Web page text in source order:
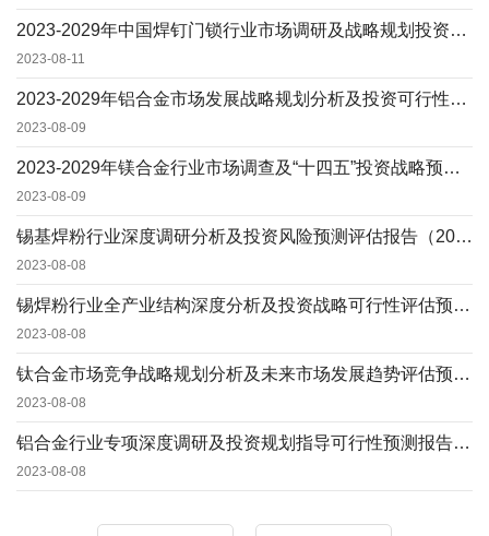
2023-2029年中国焊钉门锁行业市场调研及战略规划投资预测报告
2023-08-11
2023-2029年铝合金市场发展战略规划分析及投资可行性评估预测报告
2023-08-09
2023-2029年镁合金行业市场调查及“十四五”投资战略预测报告
2023-08-09
锡基焊粉行业深度调研分析及投资风险预测评估报告（2023-2029）
2023-08-08
锡焊粉行业全产业结构深度分析及投资战略可行性评估预测报告（2023版）
2023-08-08
钛合金市场竞争战略规划分析及未来市场发展趋势评估预测报告（2023版）
2023-08-08
铝合金行业专项深度调研及投资规划指导可行性预测报告（2023版）
2023-08-08